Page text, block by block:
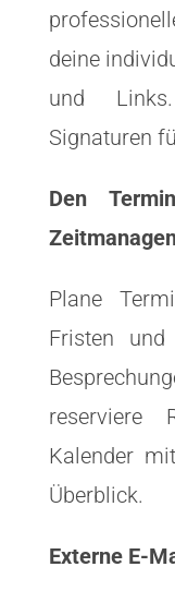
deine
und
Signaturen
Den
Plane
Fristen und
reserviere
Kalender
Überblick.
Externe E-